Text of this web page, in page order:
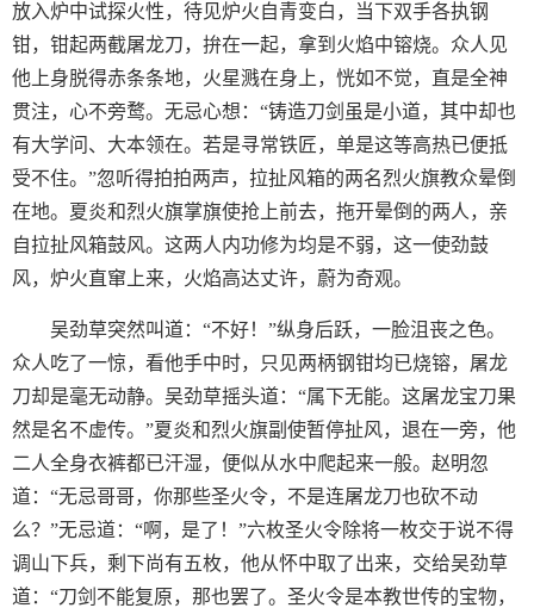
放入炉中试探火性，待见炉火自青变白，当下双手各执钢
钳，钳起两截屠龙刀，拚在一起，拿到火焰中镕烧。众人见
他上身脱得赤条条地，火星溅在身上，恍如不觉，直是全神
贯注，心不旁鹜。无忌心想：“铸造刀剑虽是小道，其中却也
有大学问、大本领在。若是寻常铁匠，单是这等高热已便抵
受不住。”忽听得拍拍两声，拉扯风箱的两名烈火旗教众晕倒
在地。夏炎和烈火旗掌旗使抢上前去，拖开晕倒的两人，亲
自拉扯风箱鼓风。这两人内功修为均是不弱，这一使劲鼓
风，炉火直窜上来，火焰高达丈许，蔚为奇观。
吴劲草突然叫道：“不好！”纵身后跃，一脸沮丧之色。
众人吃了一惊，看他手中时，只见两柄钢钳均已烧镕，屠龙
刀却是毫无动静。吴劲草摇头道：“属下无能。这屠龙宝刀果
然是名不虚传。”夏炎和烈火旗副使暂停扯风，退在一旁，他
二人全身衣裤都已汗湿，便似从水中爬起来一般。赵明忽
道：“无忌哥哥，你那些圣火令，不是连屠龙刀也砍不动
么？”无忌道：“啊，是了！”六枚圣火令除将一枚交于说不得
调山下兵，剩下尚有五枚，他从怀中取了出来，交给吴劲草
道：“刀剑不能复原，那也罢了。圣火令是本教世传的宝物，